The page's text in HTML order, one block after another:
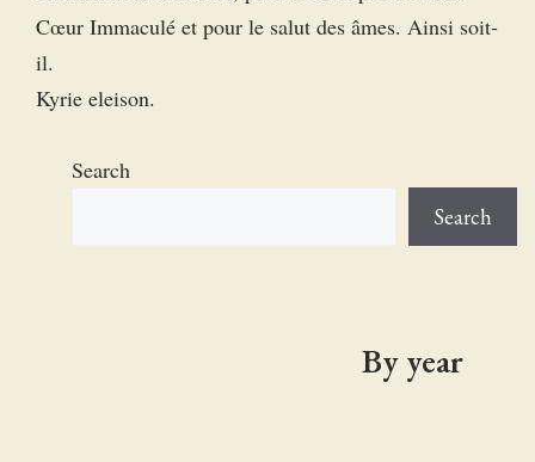
Cœur Immaculé et pour le salut des âmes. Ainsi soit-
il.
Kyrie eleison.
Search
Search
By year